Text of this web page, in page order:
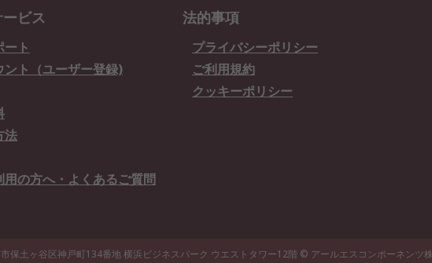
ビス
ト
ント（ユーザー登録)
法
用の方へ・よくあるご質問
法的事項
プライバシーポリシー
ご利用規約
クッキーポリシー
保土ヶ谷区神戸町134番地 横浜ビジネスパーク ウエストタワー12階 © アールエスコンポーネンツ